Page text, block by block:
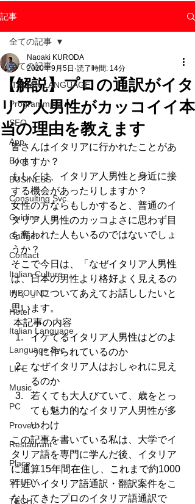
記事
全ての記事
ITALIAN LANGUAGE
Programming
SEO
App.
Book
BUSINESS
Consulting Svc.
Guiding
Gadget
Contact
Italian Culture
INBOUND
Hotel
Italian Language
Language Svc.
LIFE
Music
PC
Proverb
Restaurant
Place
STUDY
TECH.
全ての記事
【解説】プロの通訳がイタ
リア人男性がカッコイイ本
当の理由を教えます
Naoaki KURODA
2020年9月5日 読了時間: 14分
皆さんはイタリアに行かれたことがあ
りますか？
もしくは、イタリア人男性と身近に接
する機会があったりしますか？
女性の方ならもしかすると、普通のイ
タリア人男性のカッコよさに思わず目
を奪われた人もいるのではないでしょ
うか？
そこで今日は、「なぜイタリア人男性
は、日本の男性より格好よく見えるの
か。」についてあえてお話ししたいと
思います。
本記事の内容
イケてるイタリア人男性はどのよ
うに作られているのか
なぜイタリア人はおしゃれに見え
るのか
若くても大人びていて、歳をとっ
ても魅力的なイタリア人男性が多
いわけ
この記事を書いている私は、大学でイ
タリア語を専門に学んだ後、イタリア
に通算15年間在住し、これまで約1000
件近いイタリア語通訳・翻訳案件をこ
なしてきたプロのイタリア語通訳で